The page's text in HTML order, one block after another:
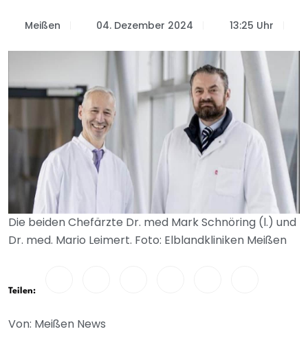
Meißen 04. Dezember 2024 13:25 Uhr
Die beiden Chefärzte Dr. med Mark Schnöring (l.) und
Dr. med. Mario Leimert. Foto: Elblandkliniken Meißen
Teilen:
Von: Meißen News